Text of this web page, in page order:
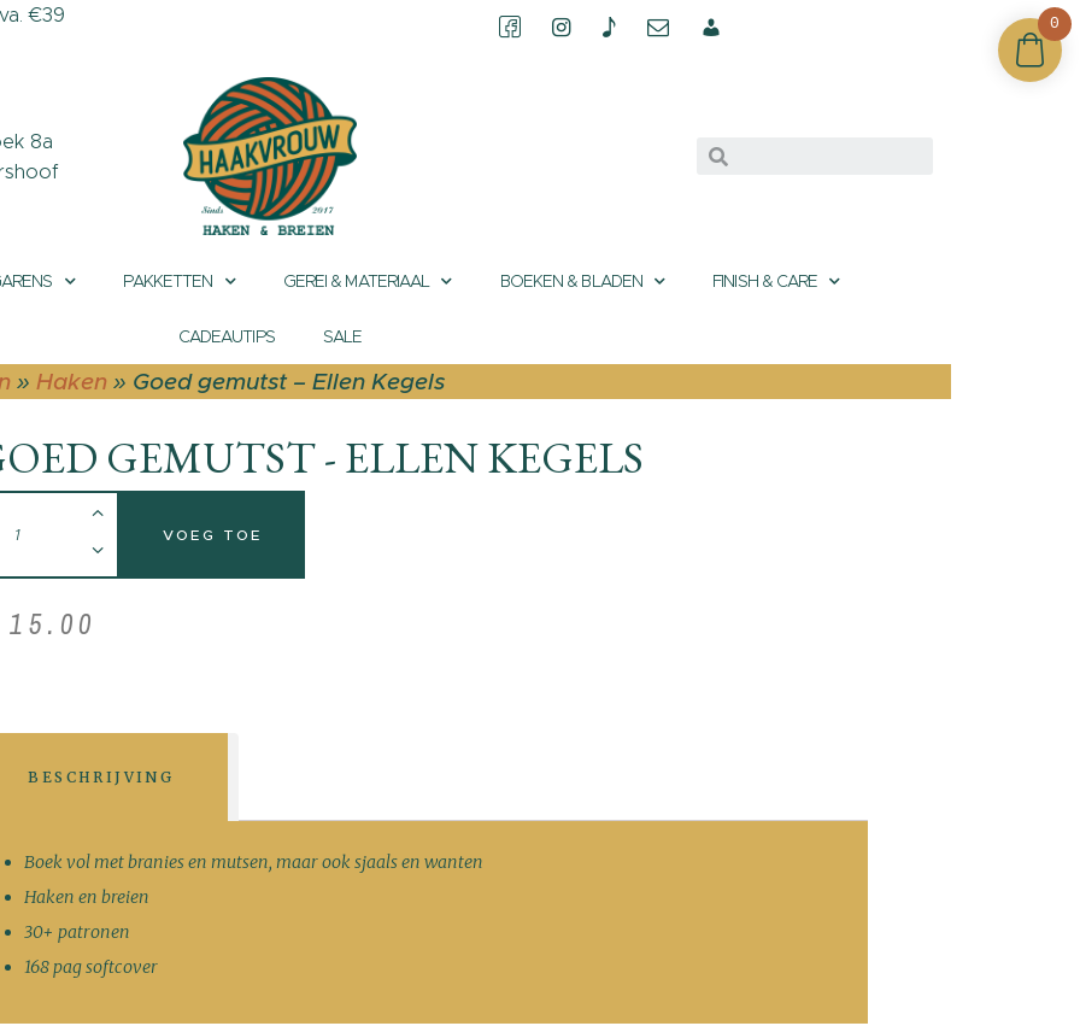
€39
8a
PAKKETTEN GEREI & MATERIAAL BOEKEN & BLADEN FINISH & CARE
CADEAUTIPS SALE
» Haken » Goed gemutst – Ellen Kegels
CONTACT &
OPENINGSTIJDEN
OVER HAAKVROUW
MIJN ACCOUNT
GEMUTST - ELLEN KEGELS
VOEG TOE
15. 00
BESCHRIJVING
Boek vol met branies en mutsen, maar ook sjaals en wanten
Haken en breien
30+ patronen
168 pag softcover
0